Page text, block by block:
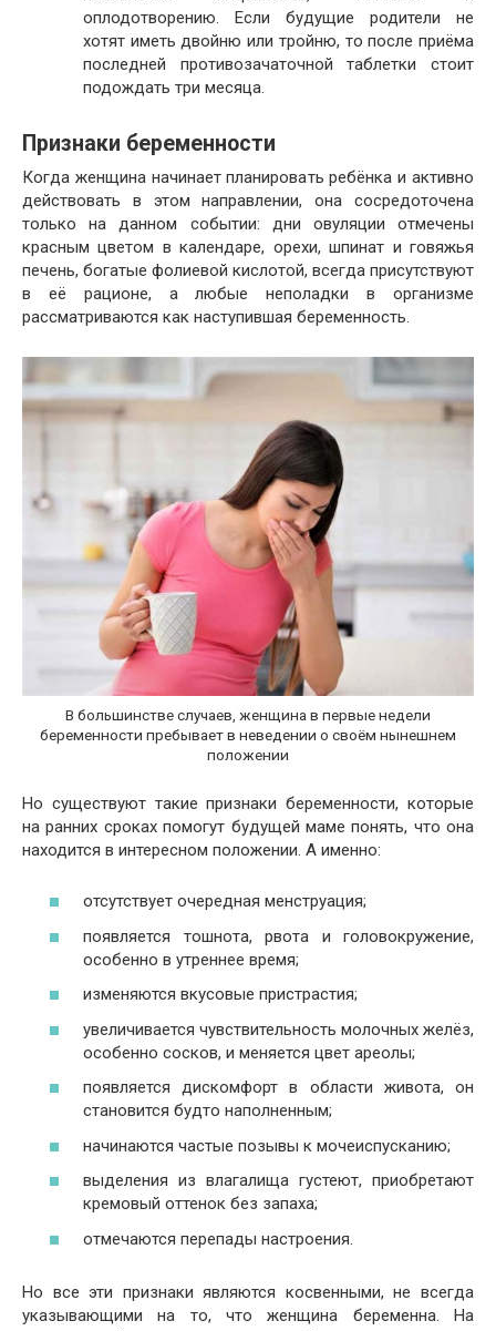
оплодотворению. Если будущие родители не
хотят иметь двойню или тройню, то после приёма
последней противозачаточной таблетки стоит
подождать три месяца.
Признаки беременности
Когда женщина начинает планировать ребёнка и активно
действовать в этом направлении, она сосредоточена
только на данном событии: дни овуляции отмечены
красным цветом в календаре, орехи, шпинат и говяжья
печень, богатые фолиевой кислотой, всегда присутствуют
в её рационе, а любые неполадки в организме
рассматриваются как наступившая беременность.
В большинстве случаев, женщина в первые недели
беременности пребывает в неведении о своём нынешнем
положении
Но существуют такие признаки беременности, которые
на ранних сроках помогут будущей маме понять, что она
находится в интересном положении. А именно:
отсутствует очередная менструация;
появляется тошнота, рвота и головокружение,
особенно в утреннее время;
изменяются вкусовые пристрастия;
увеличивается чувствительность молочных желёз,
особенно сосков, и меняется цвет ареолы;
появляется дискомфорт в области живота, он
становится будто наполненным;
начинаются частые позывы к мочеиспусканию;
выделения из влагалища густеют, приобретают
кремовый оттенок без запаха;
отмечаются перепады настроения.
Но все эти признаки являются косвенными, не всегда
указывающими на то, что женщина беременна. На